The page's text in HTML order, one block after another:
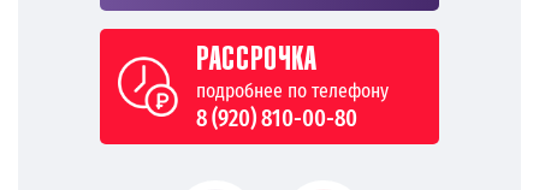
РАССРОЧКА
подробнее по телефону
8 (920) 810-00-80